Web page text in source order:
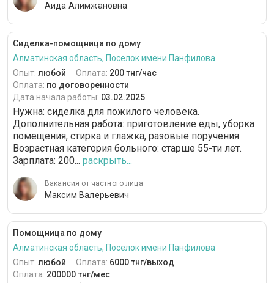
Аида Алимжановна
Сиделка-помощница по дому
Алматинская область, Поселок имени Панфилова
Опыт: любой Оплата: 200 тнг/час
Оплата: по договоренности
Дата начала работы: 03.02.2025
Нужна: сиделка для пожилого человека.
Дополнительная работа: приготовление еды, уборка
помещения, стирка и глажка, разовые поручения.
Возрастная категория больного: cтарше 55-ти лет.
Зарплата: 200... раскрыть...
Вакансия от частного лица
Максим Валерьевич
Помощница по дому
Алматинская область, Поселок имени Панфилова
Опыт: любой Оплата: 6000 тнг/выход
Оплата: 200000 тнг/мес